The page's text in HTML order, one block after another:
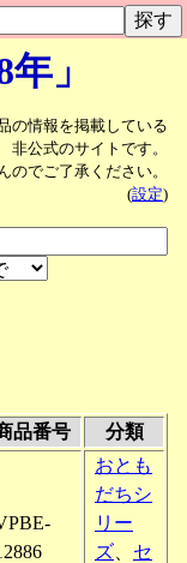
」
の情報を掲載している
非公式のサイトです。
のでご了承ください。
(設定)
品番号 分類
おとも
だちシ
リー
ズ
セ